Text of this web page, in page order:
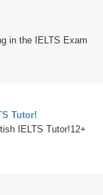
in the IELTS Exam
Tutor!
IELTS Tutor!12+